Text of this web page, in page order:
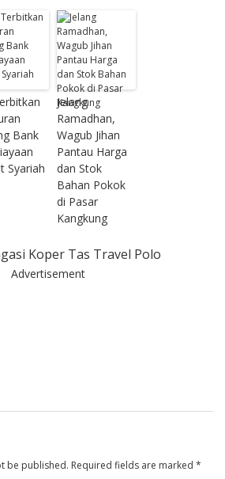
Bank
Syariah
Jelang
Ramadhan,
Wagub Jihan
Pantau Harga
dan Stok
Bahan Pokok
di Pasar
Kangkung
Advertisement
be published. Required fields are marked *